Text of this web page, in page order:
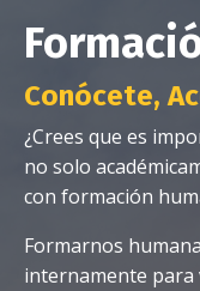
Conócete,
¿Crees que es
no solo
con formación
Formarnos
internamente para